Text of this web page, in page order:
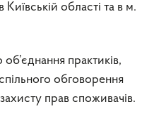
області та в м.
практиків,
обговорення
прав споживачів.